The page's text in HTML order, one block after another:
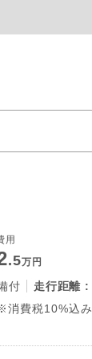
用
.5万円
付 走行距離 :
費税10%込み